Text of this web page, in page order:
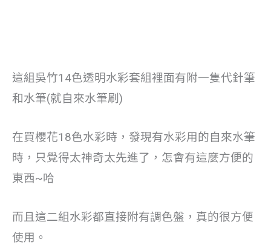
這組吳竹14色透明水彩套組裡面有附一隻代針筆
和水筆(就自來水筆刷)
在買櫻花18色水彩時，發現有水彩用的自來水筆
時，只覺得太神奇太先進了，怎會有這麼方便的
東西~哈
而且這二組水彩都直接附有調色盤，真的很方便
使用。